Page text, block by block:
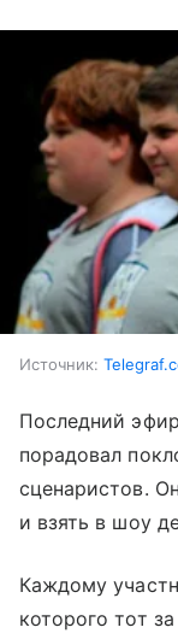
Источник:
Последний
порадовал
сценаристов.
и взять в шоу
Каждому
которого тот